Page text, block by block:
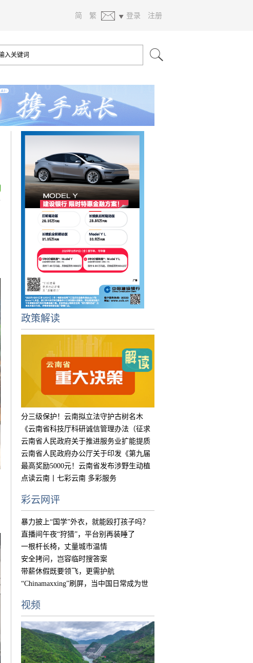
简 繁 登录 注册
政策解读
分三级保护！云南拟立法守护古树名木
《云南省科技厅科研诚信管理办法（征求
意见
云南省人民政府关于推进服务业扩能提质
的实
云南省人民政府办公厅关于印发《第九届
中国
最高奖励5000元！云南省发布涉野生动植
物违
点读云南丨七彩云南 多彩服务
彩云网评
暴力披上“国学”外衣，就能殴打孩子吗？
直播间午夜“狩猎”，平台别再装睡了
一根杆长椅，丈量城市温情
安全拷问，岂容临时搜答案
带薪休假既要领飞，更需护航
“Chinamaxxing”刷屏，当中国日常成为世
视频